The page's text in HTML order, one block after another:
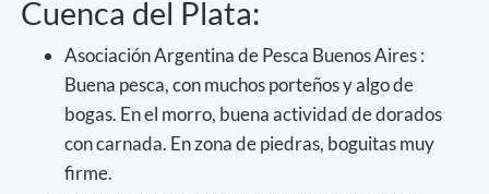
Cuenca del Plata:
Asociación Argentina de Pesca Buenos Aires :
Buena pesca, con muchos porteños y algo de
bogas. En el morro, buena actividad de dorados
con carnada. En zona de piedras, boguitas muy
firme.